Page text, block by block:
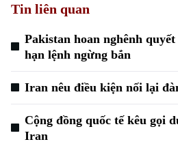
Tin liên quan
Pakistan hoan nghênh
hạn lệnh ngừng bắn
Iran nêu điều kiện nối lại
Cộng đồng quốc tế kêu gọi
Iran